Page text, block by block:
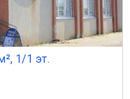
1/1 эт.